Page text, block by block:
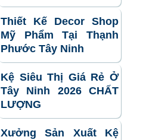
Thiết Kế Decor Shop
Mỹ Phẩm Tại Thạnh
Phước Tây Ninh
Kệ Siêu Thị Giá Rẻ Ở
Tây Ninh 2026 CHẤT
LƯỢNG
Xưởng Sản Xuất Kệ